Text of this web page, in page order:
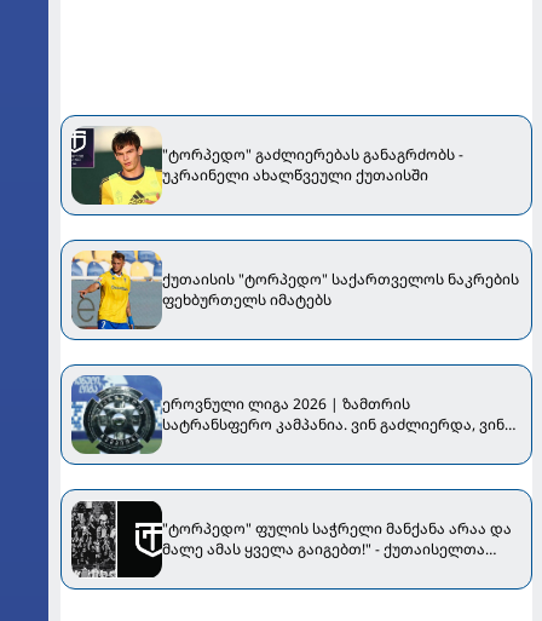
"ტორპედო" გაძლიერებას განაგრძობს -
უკრაინელი ახალწვეული ქუთაისში
ქუთაისის "ტორპედო" საქართველოს ნაკრების
ფეხბურთელს იმატებს
ეროვნული ლიგა 2026 | ზამთრის
სატრანსფერო კამპანია. ვინ გაძლიერდა, ვინ
"ტორპედო" ფულის საჭრელი მანქანა არაა და
მალე ამას ყველა გაიგებთ!" - ქუთაისელთა